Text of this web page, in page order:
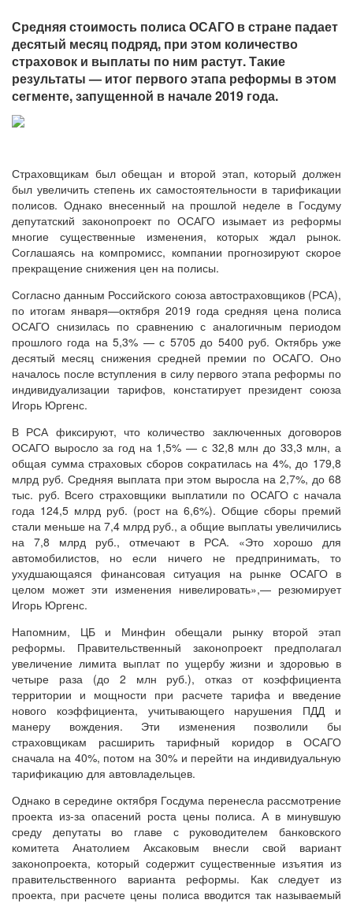
Средняя стоимость полиса ОСАГО в стране падает
десятый месяц подряд, при этом количество
страховок и выплаты по ним растут. Такие
результаты — итог первого этапа реформы в этом
сегменте, запущенной в начале 2019 года.
Страховщикам был обещан и второй этап, который должен
был увеличить степень их самостоятельности в тарификации
полисов. Однако внесенный на прошлой неделе в Госдуму
депутатский законопроект по ОСАГО изымает из реформы
многие существенные изменения, которых ждал рынок.
Соглашаясь на компромисс, компании прогнозируют скорое
прекращение снижения цен на полисы.
Согласно данным Российского союза автостраховщиков (РСА),
по итогам января—октября 2019 года средняя цена полиса
ОСАГО снизилась по сравнению с аналогичным периодом
прошлого года на 5,3% — с 5705 до 5400 руб. Октябрь уже
десятый месяц снижения средней премии по ОСАГО. Оно
началось после вступления в силу первого этапа реформы по
индивидуализации тарифов, констатирует президент союза
Игорь Юргенс.
В РСА фиксируют, что количество заключенных договоров
ОСАГО выросло за год на 1,5% — с 32,8 млн до 33,3 млн, а
общая сумма страховых сборов сократилась на 4%, до 179,8
млрд руб. Средняя выплата при этом выросла на 2,7%, до 68
тыс. руб. Всего страховщики выплатили по ОСАГО с начала
года 124,5 млрд руб. (рост на 6,6%). Общие сборы премий
стали меньше на 7,4 млрд руб., а общие выплаты увеличились
на 7,8 млрд руб., отмечают в РСА. «Это хорошо для
автомобилистов, но если ничего не предпринимать, то
ухудшающаяся финансовая ситуация на рынке ОСАГО в
целом может эти изменения нивелировать»,— резюмирует
Игорь Юргенс.
Напомним, ЦБ и Минфин обещали рынку второй этап
реформы. Правительственный законопроект предполагал
увеличение лимита выплат по ущербу жизни и здоровью в
четыре раза (до 2 млн руб.), отказ от коэффициента
территории и мощности при расчете тарифа и введение
нового коэффициента, учитывающего нарушения ПДД и
манеру вождения. Эти изменения позволили бы
страховщикам расширить тарифный коридор в ОСАГО
сначала на 40%, потом на 30% и перейти на индивидуальную
тарификацию для автовладельцев.
Однако в середине октября Госдума перенесла рассмотрение
проекта из-за опасений роста цены полиса. А в минувшую
среду депутаты во главе с руководителем банковского
комитета Анатолием Аксаковым внесли свой вариант
законопроекта, который содержит существенные изъятия из
правительственного варианта реформы. Как следует из
проекта, при расчете цены полиса вводится так называемый